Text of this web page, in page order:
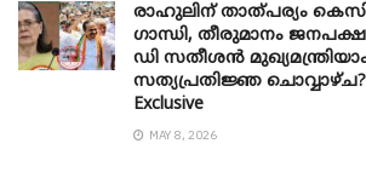
രാഹുലിന് താത്പര്യം
​ഗാന്ധി, തീരുമാനം
ഡി സതീശൻ
സത്യപ്രതിജ്ഞ ചൊവ്വാഴ്ച?-
Exclusive
MAY 8, 2026